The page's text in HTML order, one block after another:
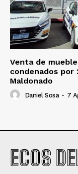
Venta de
condenados por
Maldonado
Daniel Sosa - 7
ECOS